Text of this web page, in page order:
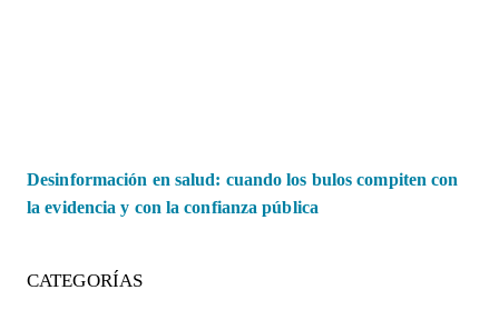
Desinformación en salud: cuando los bulos compiten con
la evidencia y con la confianza pública
CATEGORÍAS